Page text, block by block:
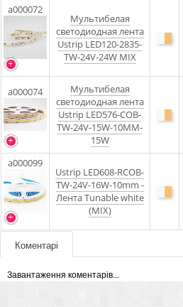
a000072
Мультибелая
светодиодная лента
Ustrip LED120-2835-
TW-24V-24W MIX
a000074
Мультибелая
светодиодная лента
Ustrip LED576-COB-
TW-24V-15W-10MM-
15W
a000099
Ustrip LED608-RCOB-
TW-24V-16W-10mm -
Лента Tunable white
(MIX)
Коментарі
Завантаження коментарів...